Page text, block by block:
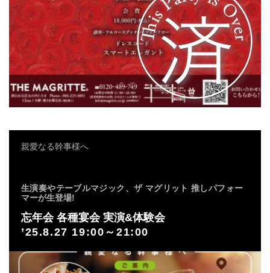
親愛なる幹事様へ
生演奏やテーブルマジック、ザ マグリット 推しパフォー
マーが生登場!
忘年会 各種宴会 実演&体験会
’25.8.27 19:00～21:00